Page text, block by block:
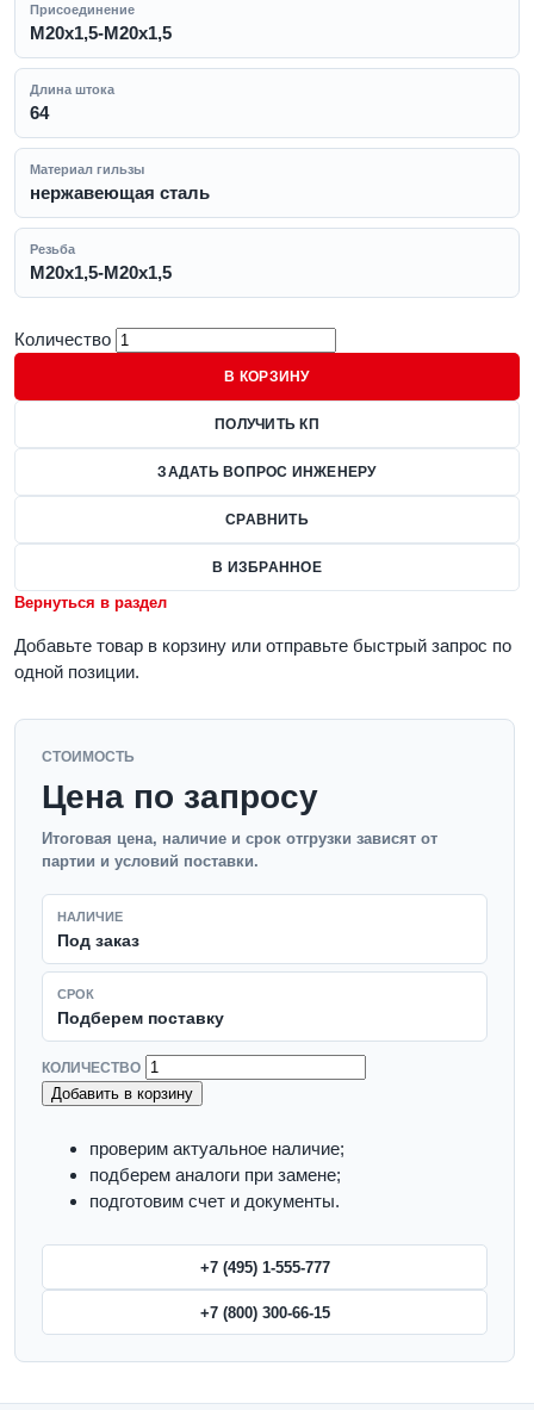
Присоединение
M20x1,5-M20x1,5
Длина штока
64
Материал гильзы
нержавеющая сталь
Резьба
M20x1,5-M20x1,5
Количество
В КОРЗИНУ
ПОЛУЧИТЬ КП
ЗАДАТЬ ВОПРОС ИНЖЕНЕРУ
СРАВНИТЬ
В ИЗБРАННОЕ
Вернуться в раздел
Добавьте товар в корзину или отправьте быстрый запрос по
одной позиции.
СТОИМОСТЬ
Цена по запросу
Итоговая цена, наличие и срок отгрузки зависят от
партии и условий поставки.
НАЛИЧИЕ
Под заказ
СРОК
Подберем поставку
КОЛИЧЕСТВО
Добавить в корзину
проверим актуальное наличие;
подберем аналоги при замене;
подготовим счет и документы.
+7 (495) 1-555-777
+7 (800) 300-66-15